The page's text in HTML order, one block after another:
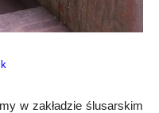
w zakładzie ślusarskim